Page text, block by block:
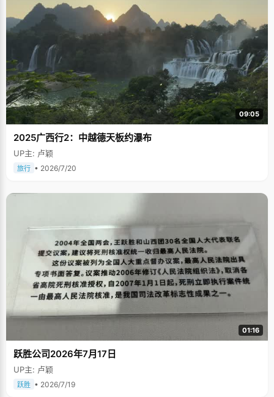
09:05
2025广西行2：中越德天板约瀑布
UP主: 卢颖
旅行 • 2026/7/20
01:16
跃胜公司2026年7月17日
UP主: 卢颖
跃胜 • 2026/7/19